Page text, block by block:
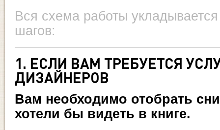
Вся схема работы укладывается
шагов:
1. ЕСЛИ ВАМ ТРЕБУЕТСЯ
ДИЗАЙНЕРОВ
Вам необходимо отобрать
хотели бы видеть в книге.